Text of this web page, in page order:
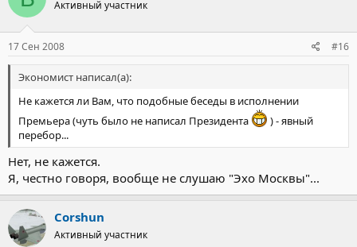
Активный участник
17 Сен 2008 #16
Экономист написал(а):
Не кажется ли Вам, что подобные беседы в исполнении
Премьера (чуть было не написал Президента
) - явный
перебор...
Нет, не кажется.
Я, честно говоря, вообще не слушаю "Эхо Москвы"...
Corshun
Активный участник